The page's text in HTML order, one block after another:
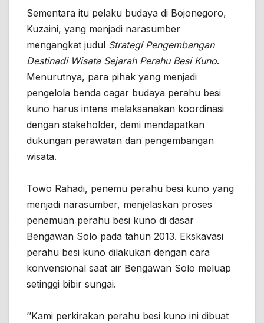
Sementara itu pelaku budaya di Bojonegoro,
Kuzaini, yang menjadi narasumber
mengangkat judul Strategi Pengembangan
Destinadi Wisata Sejarah Perahu Besi Kuno.
Menurutnya, para pihak yang menjadi
pengelola benda cagar budaya perahu besi
kuno harus intens melaksanakan koordinasi
dengan stakeholder, demi mendapatkan
dukungan perawatan dan pengembangan
wisata.
Towo Rahadi, penemu perahu besi kuno yang
menjadi narasumber, menjelaskan proses
penemuan perahu besi kuno di dasar
Bengawan Solo pada tahun 2013. Ekskavasi
perahu besi kuno dilakukan dengan cara
konvensional saat air Bengawan Solo meluap
setinggi bibir sungai.
’’Kami perkirakan perahu besi kuno ini dibuat